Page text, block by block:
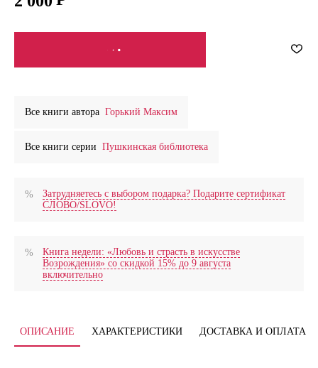
СООБЩИТЬ О ПОСТУПЛЕНИИ
Все книги автора Горький Максим
Все книги серии Пушкинская библиотека
Затрудняетесь с выбором подарка? Подарите сертификат
СЛОВО/SLOVO!
Книга недели: «Любовь и страсть в искусстве
Возрождения» со скидкой 15% до 9 августа
включительно
ОПИСАНИЕ ХАРАКТЕРИСТИКИ ДОСТАВКА И ОПЛАТА